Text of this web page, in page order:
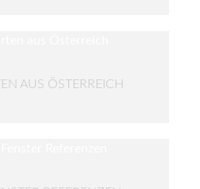
AUS ÖSTERREICH